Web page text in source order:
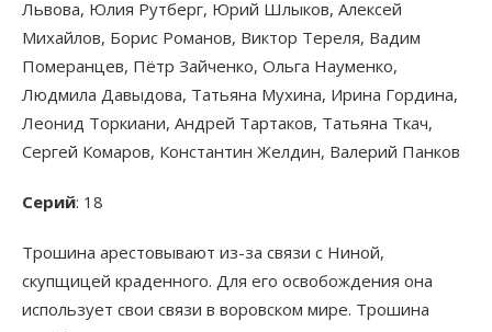
Львова, Юлия Рутберг, Юрий Шлыков, Алексей
Михайлов, Борис Романов, Виктор Тереля, Вадим
Померанцев, Пётр Зайченко, Ольга Науменко,
Людмила Давыдова, Татьяна Мухина, Ирина Гордина,
Леонид Торкиани, Андрей Тартаков, Татьяна Ткач,
Сергей Комаров, Константин Желдин, Валерий Панков
Серий: 18
Трошина арестовывают из-за связи с Ниной,
скупщицей краденного. Для его освобождения она
использует свои связи в воровском мире. Трошина